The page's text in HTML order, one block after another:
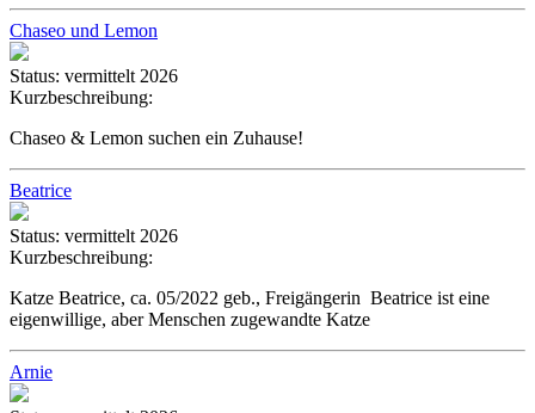
Chaseo und Lemon
Status: vermittelt 2026
Kurzbeschreibung:
Chaseo & Lemon suchen ein Zuhause!
Beatrice
Status: vermittelt 2026
Kurzbeschreibung:
Katze Beatrice, ca. 05/2022 geb., Freigängerin Beatrice ist eine
eigenwillige, aber Menschen zugewandte Katze
Arnie